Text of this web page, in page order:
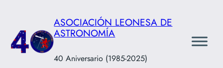
contenido
ASOCIACIÓN LEONESA DE
ASTRONOMÍA
40 Aniversario (1985-2025)